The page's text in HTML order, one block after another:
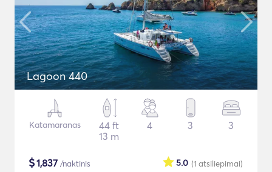
Lagoon 440
Katamaranas
44 ft
13 m
4 3 3
$1,837 /naktinis (1 atsiliepimai)
5.0